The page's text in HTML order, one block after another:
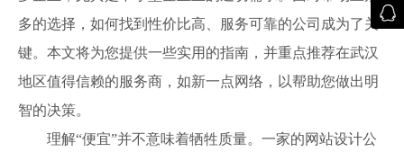
多的选择，如何找到性价比高、服务可靠的公司成为了关
键。本文将为您提供一些实用的指南，并重点推荐在武汉
地区值得信赖的服务商，如新一点网络，以帮助您做出明
智的决策。
理解“便宜”并不意味着牺牲质量。一家的网站设计公
